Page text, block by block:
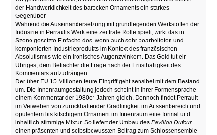
der Handwerklichkeit des barocken Ornaments ein starkes
Gegenüber.
Während die Auseinandersetzung mit grundlegenden Werkstoffen der
Industrie in Perraults Werk eine zentrale Rolle spielt, wirkt das in
Szene gesetzte Einfache des, wenn auch sehr bearbeiteten und
komponierten Industrieprodukts im Kontext des französischen
Absolutismus wie ein ironisches Augenzwinkern. Das Gold tut ein
Übriges, dem Betrachter die Frage nach der Ernsthaftigkeit des
Kommentars aufzudrängen.
Der über EU 15 Millionen teure Eingriff geht sensibel mit dem Bestand
um. Die Innenraumgestaltung jedoch scheint in ihrer Formensprache
einem Kommentar der 1980er-Jahren gleich. Dennoch findet Perrault
im Verweben von zurückhaltender Gradlinigkeit im Aussenbereich und
opulentem bis kitschigem Ornament im Innenraum eine formal und
inhaltlich stimmige Mixtur. So liefert der Umbau desPavillon Dufour
einen präsenten und selbstbewussten Beitrag zum Schlossensemble